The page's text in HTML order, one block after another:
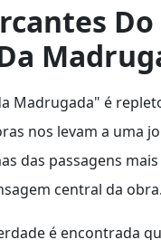
Madrugada" é
nos levam a uma
das passagens
central da obra.
é encontrada